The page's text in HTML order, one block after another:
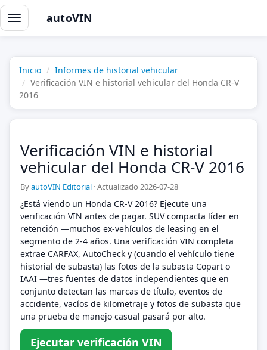
Alternar
navegación
autoVIN
Inicio
Informes de historial vehicular
Verificación VIN e historial vehicular del Honda CR-V
2016
Verificación VIN e historial
vehicular del Honda CR-V 2016
ByautoVIN Editorial ·Actualizado 2026-07-28
¿Está viendo un Honda CR-V 2016? Ejecute una
verificación VIN antes de pagar. SUV compacta líder en
retención —muchos ex-vehículos de leasing en el
segmento de 2-4 años. Una verificación VIN completa
extrae CARFAX, AutoCheck y (cuando el vehículo tiene
historial de subasta) las fotos de la subasta Copart o
IAAI —tres fuentes de datos independientes que en
conjunto detectan las marcas de título, eventos de
accidente, vacíos de kilometraje y fotos de subasta que
una prueba de manejo casual pasará por alto.
Ejecutar verificación VIN